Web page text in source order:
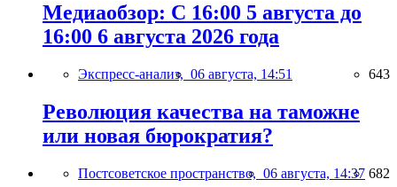
Медиаобзор: С 16:00 5 августа до
16:00 6 августа 2026 года
Экспресс-анализ, 06 августа, 14:51 643
Революция качества на таможне
или новая бюрократия?
Постсоветское пространство, 06 августа, 14:37 682